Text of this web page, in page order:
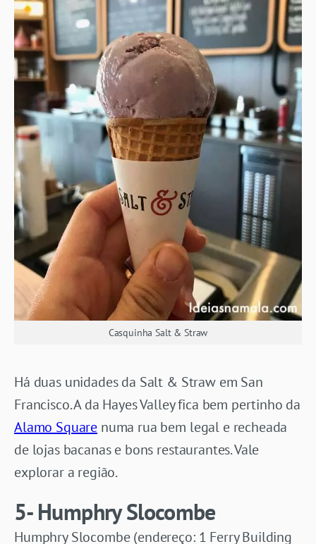
Casquinha Salt & Straw
Há duas unidades da Salt & Straw em San
Francisco. A da Hayes Valley fica bem pertinho da
Alamo Square numa rua bem legal e recheada
de lojas bacanas e bons restaurantes. Vale
explorar a região.
5- Humphry Slocombe
Humphry Slocombe (endereço: 1 Ferry Building